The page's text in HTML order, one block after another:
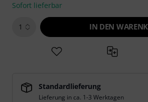
Sofort lieferbar
1 IN DEN
Standardlieferung
Lieferung in ca. 1-3 Werktagen